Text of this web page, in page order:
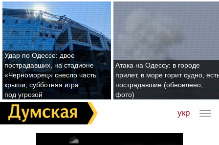
Удар по Одессе: двое
пострадавших, на стадионе
«Черноморец» снесло часть
крыши, субботняя игра
под угрозой
Атака на Одессу: в городе
прилет, в море горит судно,
пострадавшие (обновлено,
фото)
укр